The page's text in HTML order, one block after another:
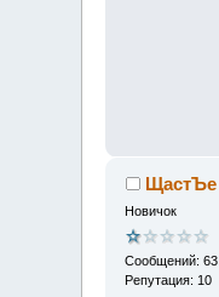
ЩастЪе
Новичок
Сообщений: 63
Репутация: 10